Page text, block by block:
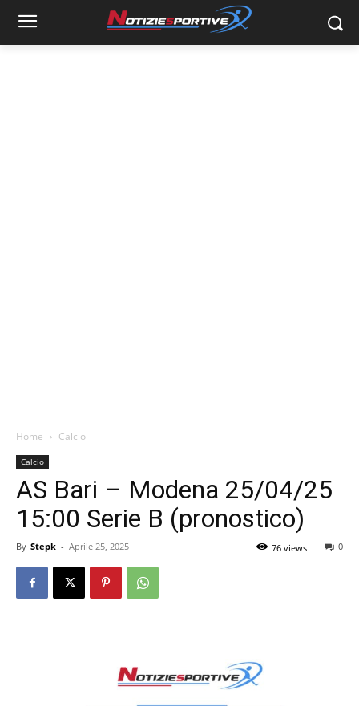
Home Calcio
Calcio
AS Bari – Modena 25/04/25
15:00 Serie B (pronostico)
By Stepk - Aprile 25, 2025 0
76 views